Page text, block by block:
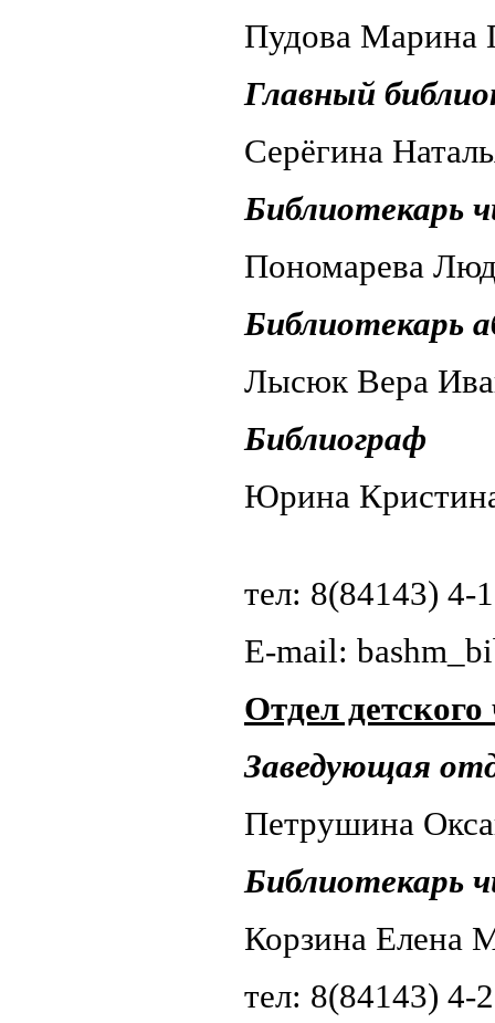
Пудова
Главный
Серёгина
Библиотекарь
Библиотекарь
Лысюк Вера
Библиограф
Юрина
тел: 8(84143) 4-
E-mail:
Отдел детского
Заведующая
Петрушина
Библиотекарь
Корзина Елена
тел: 8(84143) 4-